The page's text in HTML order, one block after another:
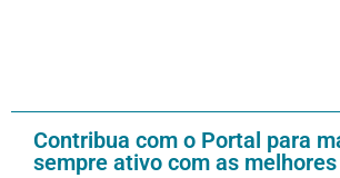
Contribua com o Portal para
sempre ativo com as